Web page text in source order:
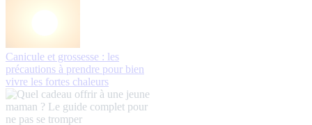
Canicule et grossesse : les
précautions à prendre pour bien
vivre les fortes chaleurs